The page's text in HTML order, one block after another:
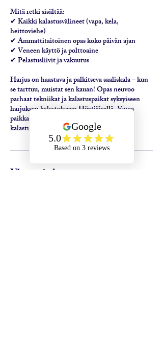
Mitä retki sisältää:
✔ Kaikki kalastusvälineet (vapa, kela,
heittoviehe)
✔ Ammattitaitoinen opas koko päivän ajan
✔ Veneen käyttö ja polttoaine
✔ Pelastusliivit ja vakuutus
Harjus on haastava ja palkitseva saaliskala – kun
se tarttuu, muistat sen kauan! Opas neuvoo
parhaat tekniikat ja kalastuspaikat syksyiseen
harjuksen kalastukseen Höytiäisellä. Varaa
paikkasi nyt ja koe ainutlaatuinen
kalastuselämys!
Yhteystiedot